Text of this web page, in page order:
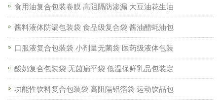
食用油复合包装卷膜 高阻隔防渗漏 大豆油花生油
酱料液体防漏包装袋 食品级复合袋 酱油醋蚝油包
口服液复合包装袋 小剂量无菌袋 医药级液体包装
酸奶复合包装袋 无菌扁平袋 低温保鲜乳品包装定
功能性饮料复合包装袋 高阻隔铝箔袋 运动饮品包